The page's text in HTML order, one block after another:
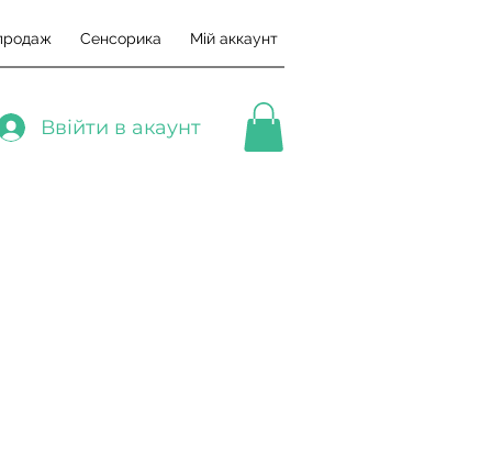
Ввійти в акаунт
Сенсорика Мій аккаунт